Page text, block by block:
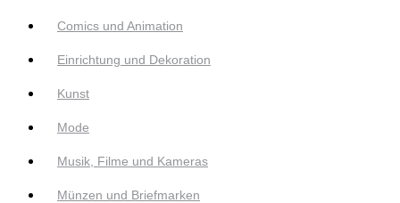
Comics und Animation
Einrichtung und Dekoration
Kunst
Mode
Musik, Filme und Kameras
Münzen und Briefmarken